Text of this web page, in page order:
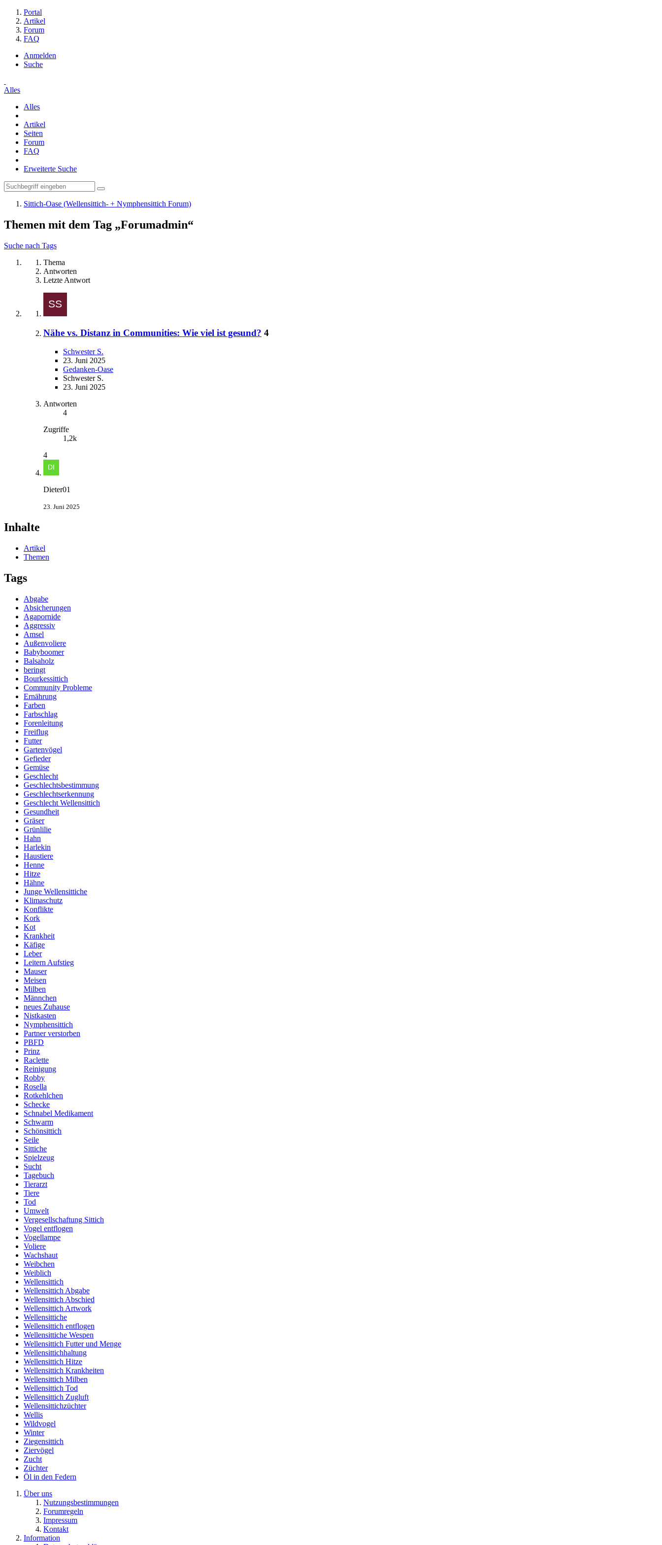
Portal
Artikel
Forum
FAQ
Anmelden
Suche
Alles
Alles
Artikel
Seiten
Forum
FAQ
Erweiterte Suche
Sittich-Oase (Wellensittich- + Nymphensittich Forum)
Themen mit dem Tag „Forumadmin“
Suche nach Tags
Thema
Antworten
Letzte Antwort
Nähe vs. Distanz in Communities: Wie viel ist gesund? 4
Schwester S.
23. Juni 2025
Gedanken-Oase
Schwester S.
23. Juni 2025
Antworten
4
Zugriffe
1,2k
4
Dieter01
23. Juni 2025
Inhalte
Artikel
Themen
Tags
Abgabe
Absicherungen
Agapornide
Aggressiv
Amsel
Außenvoliere
Babyboomer
Balsaholz
beringt
Bourkessittich
Community Probleme
Ernährung
Farben
Farbschlag
Forenleitung
Freiflug
Futter
Gartenvögel
Gefieder
Gemüse
Geschlecht
Geschlechtsbestimmung
Geschlechtserkennung
Geschlecht Wellensittich
Gesundheit
Gräser
Grünlilie
Hahn
Harlekin
Haustiere
Henne
Hitze
Hähne
Junge Wellensittiche
Klimaschutz
Konflikte
Kork
Kot
Krankheit
Käfige
Leber
Leitern Aufstieg
Mauser
Meisen
Milben
Männchen
neues Zuhause
Nistkasten
Nymphensittich
Partner verstorben
PBFD
Prinz
Raclette
Reinigung
Robby
Rosella
Rotkehlchen
Schecke
Schnabel Medikament
Schwarm
Schönsittich
Seile
Sittiche
Spielzeug
Sucht
Tagebuch
Tierarzt
Tiere
Tod
Umwelt
Vergesellschaftung Sittich
Vogel entflogen
Vogellampe
Voliere
Wachshaut
Weibchen
Weiblich
Wellensittich
Wellensittich Abgabe
Wellensittich Abschied
Wellensittich Artwork
Wellensittiche
Wellensittich entflogen
Wellensittiche Wespen
Wellensittich Futter und Menge
Wellensittichhaltung
Wellensittich Hitze
Wellensittich Krankheiten
Wellensittich Milben
Wellensittich Tod
Wellensittich Zugluft
Wellensittichzüchter
Wellis
Wildvogel
Winter
Ziegensittich
Ziervögel
Zucht
Züchter
Öl in den Federn
Über uns
Nutzungsbestimmungen
Forumregeln
Impressum
Kontakt
Information